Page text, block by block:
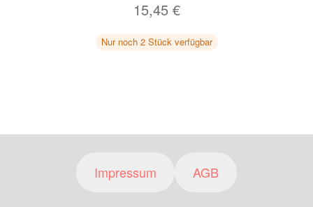
15,45 €
Nur noch 2 Stück verfügbar
Impressum AGB